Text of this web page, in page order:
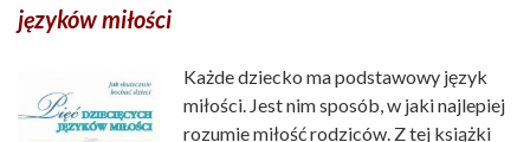
języków miłości
Każde dziecko ma podstawowy język
miłości. Jest nim sposób, w jaki najlepiej
rozumie miłość rodziców. Z tej książki